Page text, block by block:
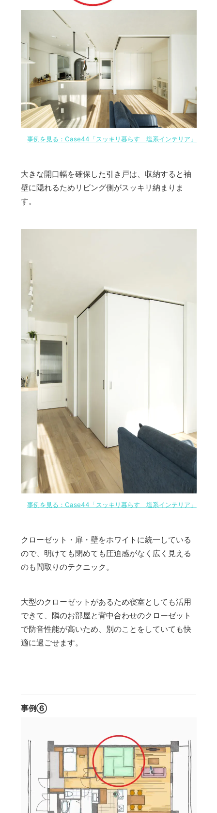
事例を見る：Case44「スッキリ暮らす 塩系インテリア」
大きな開口幅を確保した引き戸は、収納すると袖
壁に隠れるためリビング側がスッキリ納まりま
す。
事例を見る：Case44「スッキリ暮らす 塩系インテリア」
クローゼット・扉・壁をホワイトに統一している
ので、明けても閉めても圧迫感がなく広く見える
のも間取りのテクニック。
大型のクローゼットがあるため寝室としても活用
できて、隣のお部屋と背中合わせのクローゼット
で防音性能が高いため、別のことをしていても快
適に過ごせます。
事例⑥